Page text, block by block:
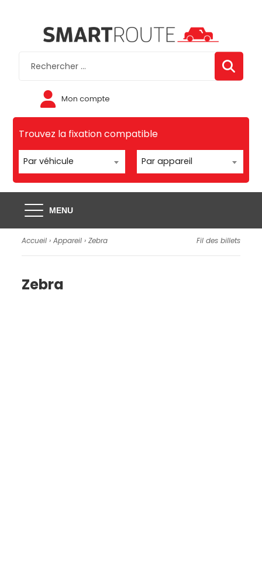
Mon compte
Trouvez la fixation compatible
Par véhicule Par appareil
MENU
Accueil ›Appareil ›Zebra Fil des billets
Zebra